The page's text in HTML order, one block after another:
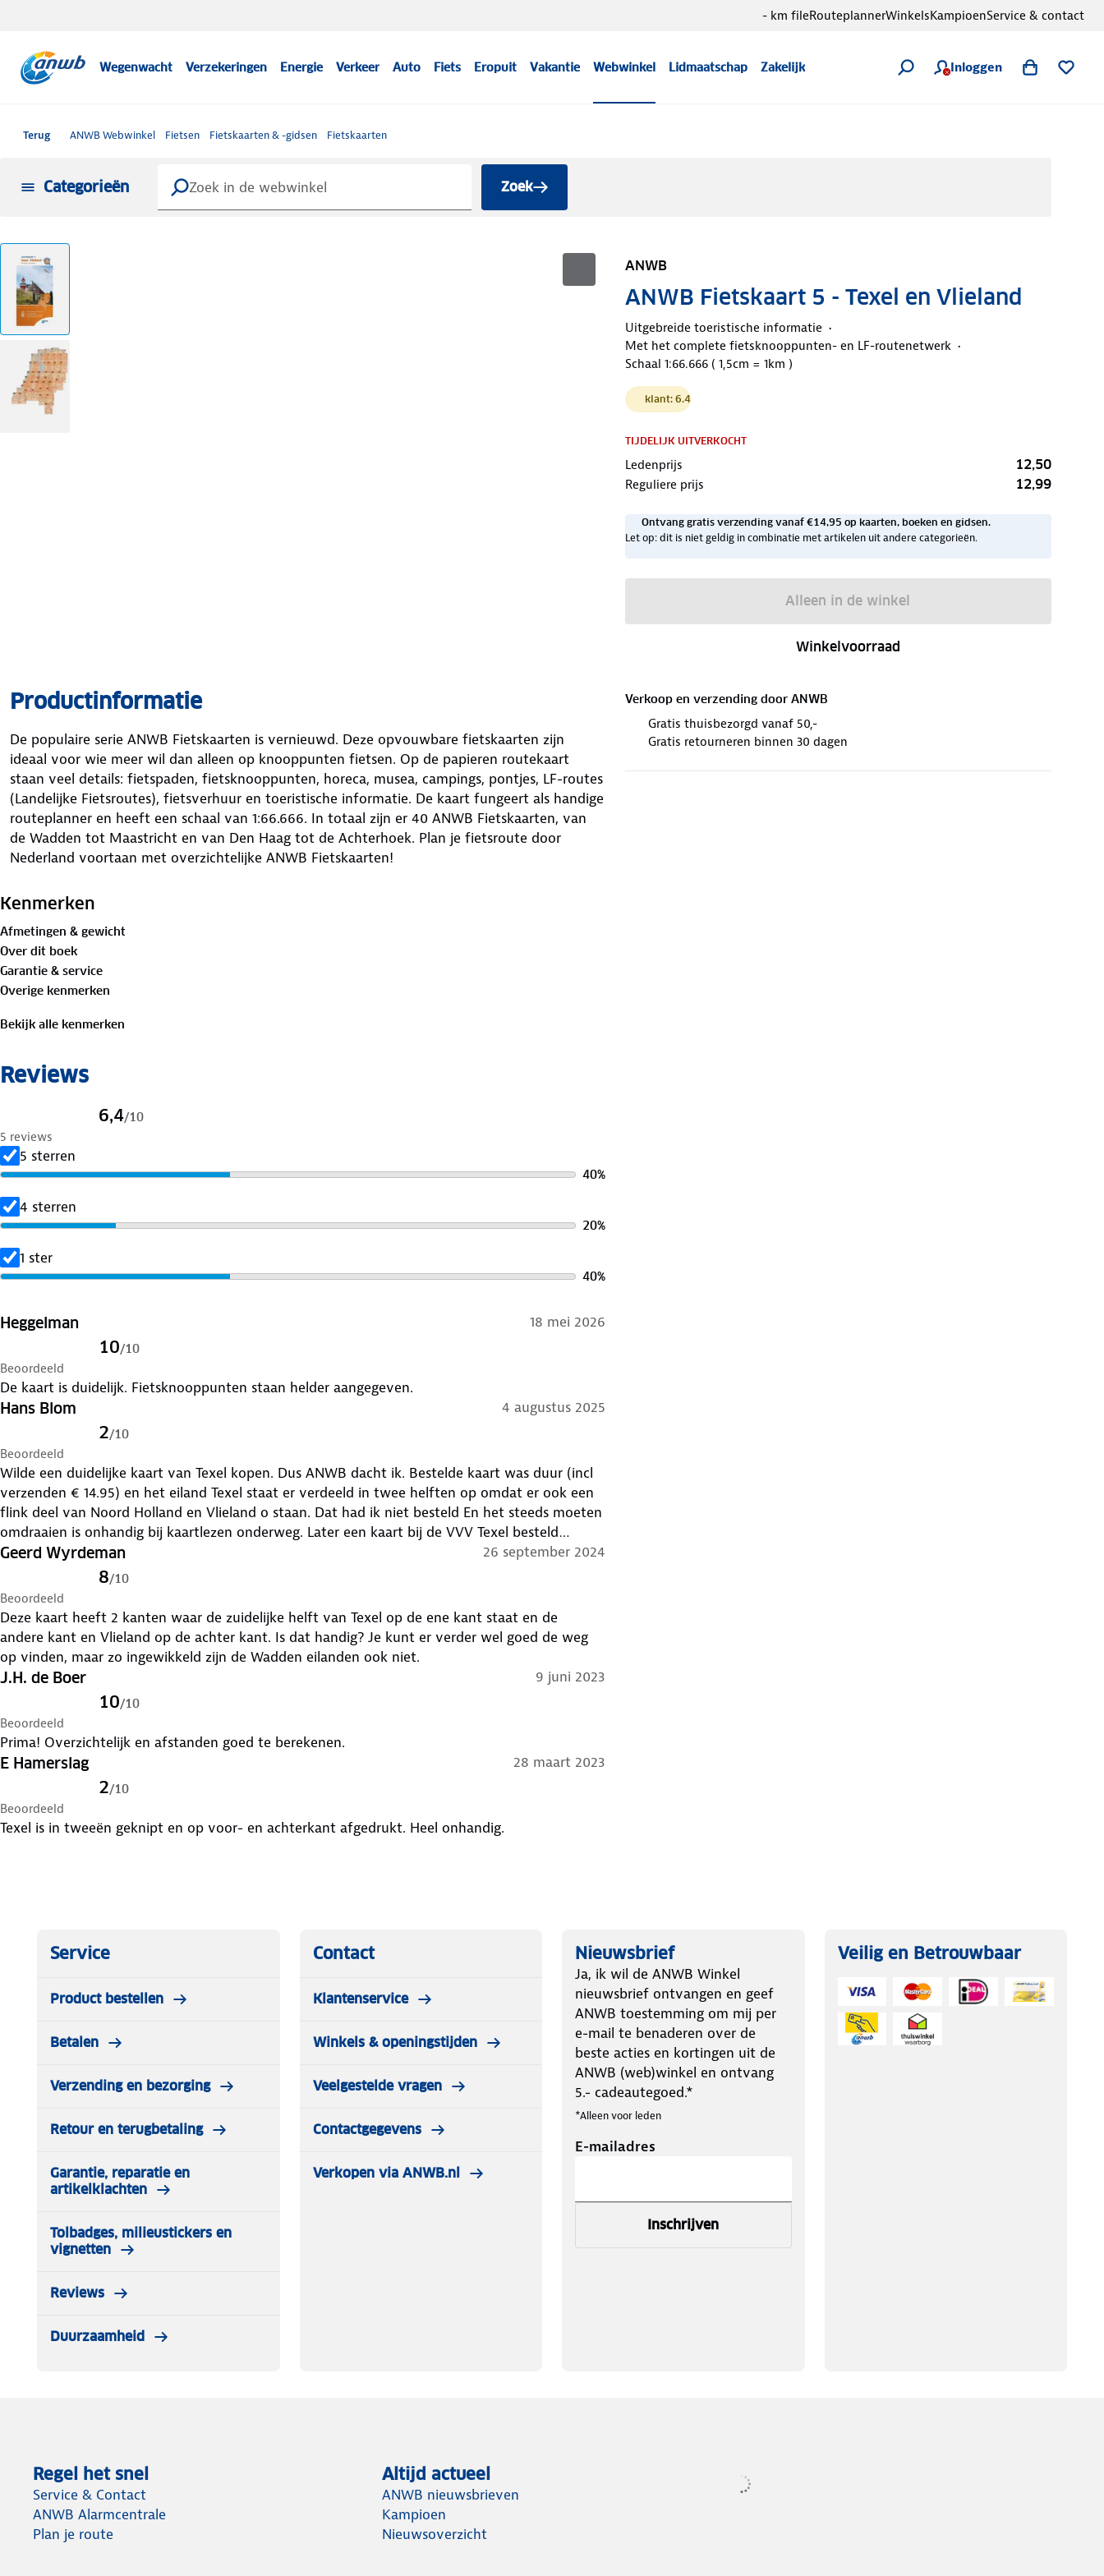
Wegenwacht Verzekeringen Energie Verkeer Auto Fiets Eropuit Vakantie Webwinkel Lidmaatschap Zakelijk Inloggen
- km fileRouteplannerWinkelsKampioenService & contact
Terug ANWB Webwinkel Fietsen Fietskaarten & -gidsen Fietskaarten
Categorieën Zoek
ANWB
ANWB Fietskaart 5 - Texel en Vlieland
Uitgebreide toeristische informatie
Met het complete fietsknooppunten- en LF-routenetwerk
Schaal 1:66.666 ( 1,5cm = 1km )
klant: 6.4
TIJDELIJK UITVERKOCHT
Ledenprijs 12,50
Reguliere prijs 12,99
Ontvang gratis verzending vanaf €14,95 op kaarten, boeken en gidsen.
Let op: dit is niet geldig in combinatie met artikelen uit andere categorieën.
Alleen in de winkel
Winkelvoorraad
Verkoop en verzending door ANWB
Gratis thuisbezorgd vanaf 50,-
Gratis retourneren binnen 30 dagen
Productinformatie
De populaire serie ANWB Fietskaarten is vernieuwd. Deze opvouwbare fietskaarten zijn
ideaal voor wie meer wil dan alleen op knooppunten fietsen. Op de papieren routekaart
staan veel details: fietspaden, fietsknooppunten, horeca, musea, campings, pontjes, LF-routes
(Landelijke Fietsroutes), fietsverhuur en toeristische informatie. De kaart fungeert als handige
routeplanner en heeft een schaal van 1:66.666. In totaal zijn er 40 ANWB Fietskaarten, van
de Wadden tot Maastricht en van Den Haag tot de Achterhoek. Plan je fietsroute door
Nederland voortaan met overzichtelijke ANWB Fietskaarten!
Kenmerken
Afmetingen & gewicht
Over dit boek
Garantie & service
Overige kenmerken
Bekijk alle kenmerken
Reviews
6,4/10
5 reviews
5 sterren
40%
4 sterren
20%
1 ster
40%
Heggelman 18 mei 2026
10/10
Beoordeeld
De kaart is duidelijk. Fietsknooppunten staan helder aangegeven.
Hans Blom 4 augustus 2025
2/10
Beoordeeld
Wilde een duidelijke kaart van Texel kopen. Dus ANWB dacht ik. Bestelde kaart was duur (incl
verzenden € 14.95) en het eiland Texel staat er verdeeld in twee helften op omdat er ook een
flink deel van Noord Holland en Vlieland o staan. Dat had ik niet besteld En het steeds moeten
omdraaien is onhandig bij kaartlezen onderweg. Later een kaart bij de VVV Texel besteld
Geerd Wyrdeman 26 september 2024
8/10
Beoordeeld
Deze kaart heeft 2 kanten waar de zuidelijke helft van Texel op de ene kant staat en de
andere kant en Vlieland op de achter kant. Is dat handig? Je kunt er verder wel goed de weg
op vinden, maar zo ingewikkeld zijn de Wadden eilanden ook niet.
J.H. de Boer 9 juni 2023
10/10
Beoordeeld
Prima! Overzichtelijk en afstanden goed te berekenen.
E Hamerslag 28 maart 2023
2/10
Beoordeeld
Texel is in tweeën geknipt en op voor- en achterkant afgedrukt. Heel onhandig.
Service
Product bestellen
Betalen
Verzending en bezorging
Retour en terugbetaling
Garantie, reparatie en
artikelklachten
Tolbadges, milieustickers en
vignetten
Reviews
Duurzaamheid
Contact
Klantenservice
Winkels & openingstijden
Veelgestelde vragen
Contactgegevens
Verkopen via ANWB.nl
Nieuwsbrief
Ja, ik wil de ANWB Winkel
nieuwsbrief ontvangen en geef
ANWB toestemming om mij per
e-mail te benaderen over de
beste acties en kortingen uit de
ANWB (web)winkel en ontvang
5.- cadeautegoed.*
*Alleen voor leden
E-mailadres
Inschrijven
Veilig en Betrouwbaar
Regel het snel
Service & Contact
ANWB Alarmcentrale
Plan je route
Altijd actueel
ANWB nieuwsbrieven
Kampioen
Nieuwsoverzicht